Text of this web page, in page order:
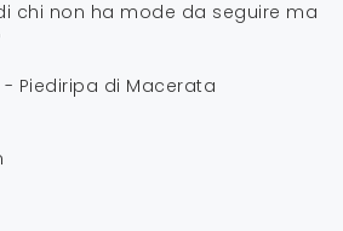
chi non ha mode da seguire ma
- Piediripa di Macerata